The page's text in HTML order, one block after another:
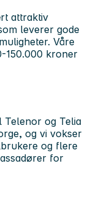
attraktiv
leverer gode
Våre
150.000 kroner
Telenor og Telia
og vi vokser
og flere
for